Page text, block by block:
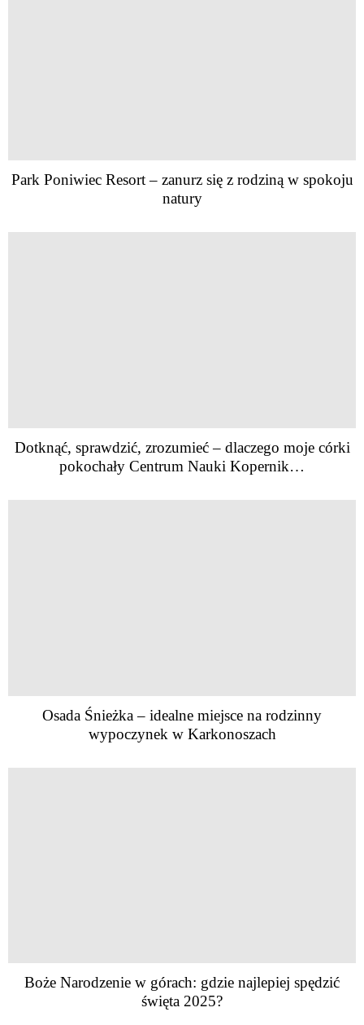
Park Poniwiec Resort – zanurz się z rodziną w spokoju
natury
Dotknąć, sprawdzić, zrozumieć – dlaczego moje córki
pokochały Centrum Nauki Kopernik…
Osada Śnieżka – idealne miejsce na rodzinny
wypoczynek w Karkonoszach
Boże Narodzenie w górach: gdzie najlepiej spędzić
święta 2025?